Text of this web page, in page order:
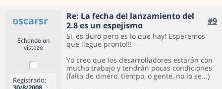
oscarsr
Re: La fecha del lanzamiento del
2.8 es un espejismo
#9
Echando un
vistazo
Registrado:
Si, es duro pero es lo que hay! Esperemos
que llegue pronto!!!
Yo creo que los desarrolladores estarán con
mucho trabajo y tendrán pocas condiciones
(falta de dinero, tiempo, o gente, no lo se...)